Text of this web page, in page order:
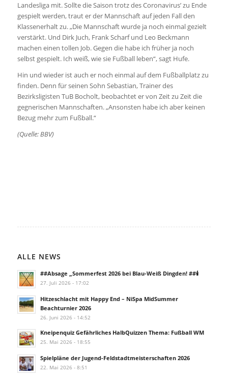
Landesliga mit. Sollte die Saison trotz des Coronavirus’ zu Ende
gespielt werden, traut er der Mannschaft auf jeden Fall den
Klassenerhalt zu. „Die Mannschaft wurde ja noch einmal gezielt
verstärkt. Und Dirk Juch, Frank Scharf und Leo Beckmann
machen einen tollen Job. Gegen die habe ich früher ja noch
selbst gespielt. Ich weiß, wie sie Fußball leben“, sagt Hufe.
Hin und wieder ist auch er noch einmal auf dem Fußballplatz zu
finden. Denn für seinen Sohn Sebastian, Trainer des
Bezirksligisten TuB Bocholt, beobachtet er von Zeit zu Zeit die
gegnerischen Mannschaften. „Ansonsten habe ich aber keinen
Bezug mehr zum Fußball.“
(Quelle: BBV)
ALLE NEWS
##Absage „Sommerfest 2026 bei Blau-Weiß Dingden! ##🕯️
27. Juli 2026 - 17:02
Hitzeschlacht mit Happy End – NiSpa MidSummer
Beachturnier 2026
26. Juni 2026 - 14:52
Kneipenquiz Gefährliches HalbQuizzen Thema: Fußball WM
25. Mai 2026 - 18:55
Spielpläne der Jugend-Feldstadtmeisterschaften 2026
22. Mai 2026 - 8:51